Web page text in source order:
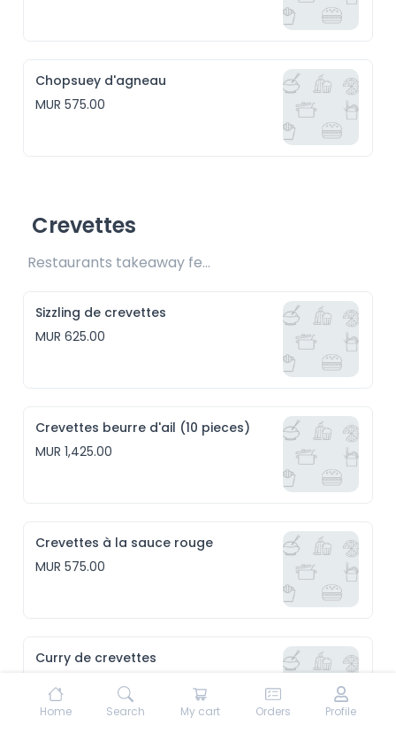
Chopsuey d'agneau
MUR 575.00
Crevettes
Restaurants takeaway fee Rs25 included
Sizzling de crevettes
MUR 625.00
Crevettes beurre d'ail (10 pieces)
MUR 1,425.00
Crevettes à la sauce rouge
MUR 575.00
Curry de crevettes
Home Search My cart Orders Profile